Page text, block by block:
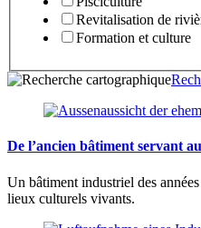
Revitalisation de
Formation et culture
De l’ancien bâtiment servant
Un bâtiment industriel des
lieux culturels vivants.